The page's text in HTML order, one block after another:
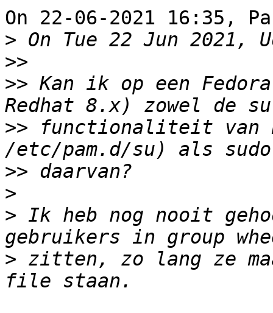
On 22-06-2021 16:35,
>
>>
>> Kan ik op een
>> functionaliteit van
>>
>
> Ik heb nog nooit
> zitten, zo lang ze